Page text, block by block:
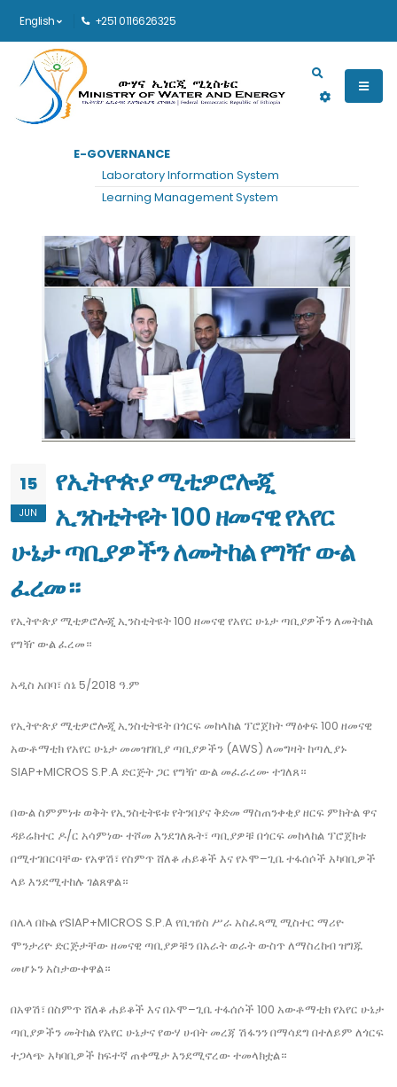
English +251 0116626325
Main navigation
E-GOVERNANCE
Laboratory Information System
Learning Management System
15
JUN
የኢትዮጵያ ሚቲዎሮሎጂ
ኢንስቲትዩት 100 ዘመናዊ የአየር
ሁኔታ ጣቢያዎችን ለመትከል የግዥ ውል
ፈረመ።
የኢትዮጵያ ሚቲዎሮሎጂ ኢንስቲትዩት 100 ዘመናዊ የአየር ሁኔታ ጣቢያዎችን ለመትከል
የግዥ ውል ፈረመ።
አዲስ አበባ፣ ሰኔ 5/2018 ዓ.ም
የኢትዮጵያ ሚቲዎሮሎጂ ኢንስቲትዩት በጎርፍ መከላከል ፕሮጀክት ማዕቀፍ 100 ዘመናዊ
አውቶማቲክ የአየር ሁኔታ መመዝገቢያ ጣቢያዎችን (AWS) ለመግዛት ከጣሊያኑ
SIAP+MICROS S.P.A ድርጅት ጋር የግዥ ውል መፈራረሙ ተገለጸ።
በውል ስምምነቱ ወቅት የኢንስቲትዩቱ የትንበያና ቅድመ ማስጠንቀቂያ ዘርፍ ምክትል ዋና
ዳይሬክተር ዶ/ር አሳምነው ተሾመ እንደገለጹት፣ ጣቢያዎቹ በጎርፍ መከላከል ፕሮጀክቱ
በሚተገበርባቸው የአዋሽ፣ የስምጥ ሸለቆ ሐይቆች እና የኦሞ–ጊቤ ተፋሰሶች አካባቢዎች
ላይ እንደሚተከሉ ገልጸዋል።
በሌላ በኩል የSIAP+MICROS S.P.A የቢዝነስ ሥራ አስፈጻሚ ሚስተር ማሪዮ
ሞንታሪዮ ድርጅታቸው ዘመናዊ ጣቢያዎቹን በአራት ወራት ውስጥ ለማስረከብ ዝግጁ
መሆኑን አስታውቀዋል።
በአዋሽ፣ በስምጥ ሸለቆ ሐይቆች እና በኦሞ–ጊቤ ተፋሰሶች 100 አውቶማቲክ የአየር ሁኔታ
ጣቢያዎችን መትከል የአየር ሁኔታና የውሃ ሀብት መረጃ ሽፋንን በማሳደግ በተለይም ለጎርፍ
ተጋላጭ አካባቢዎች ከፍተኛ ጠቀሜታ እንደሚኖረው ተመላክቷል።